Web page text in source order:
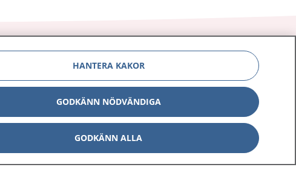
E-tjänster
Press
Digital tillgänglighet
HANTERA KAKOR
GODKÄNN NÖDVÄNDIGA
GODKÄNN ALLA